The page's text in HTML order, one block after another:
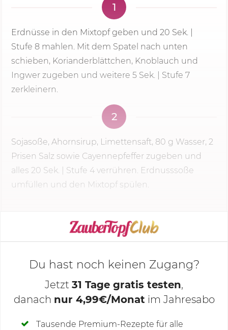
1
Erdnüsse in den Mixtopf geben und 20 Sek.
Stufe 8 mahlen. Mit dem Spatel nach unten
schieben, Korianderblättchen, Knoblauch und
Ingwer zugeben und weitere 5 Sek. | Stufe 7
zerkleinern.
2
Sojasoße, Ahornsirup, Limettensaft, 80 g Wasser, 2
Prisen Salz sowie Cayennepfeffer zugeben und
alles 20 Sek. Stufe 4 verrühren. Erdnusssoße
umfüllen und den Mixtopf spülen.
KOCHMODUS STARTEN
Deine Notizen
Du hast noch keinen Zugang?
Jetzt 31 Tage gratis testen,
danach nur 4,99€/Monat im Jahresabo
Tausende Premium-Rezepte für alle